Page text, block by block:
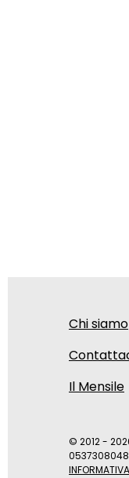
Chi siamo
Il Mensile
© 2012 -